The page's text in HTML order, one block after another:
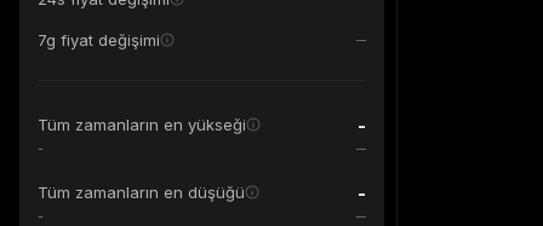
7g fiyat değişimi
Tüm zamanların en yükseği -
-
Tüm zamanların en düşüğü -
-